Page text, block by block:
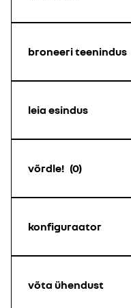
broneeri teenindus
leia esindus
võrdle! 0
konfiguraator
võta ühendust